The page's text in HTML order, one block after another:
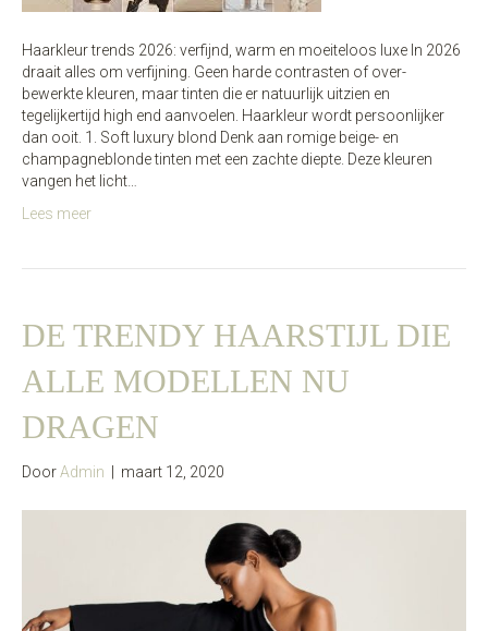
Haarkleur trends 2026: verfijnd, warm en moeiteloos luxe In 2026
draait alles om verfijning. Geen harde contrasten of over-
bewerkte kleuren, maar tinten die er natuurlijk uitzien en
tegelijkertijd high end aanvoelen. Haarkleur wordt persoonlijker
dan ooit. 1. Soft luxury blond Denk aan romige beige- en
champagneblonde tinten met een zachte diepte. Deze kleuren
vangen het licht…
Lees meer
DE TRENDY HAARSTIJL DIE
ALLE MODELLEN NU
DRAGEN
DoorAdmin maart 12, 2020